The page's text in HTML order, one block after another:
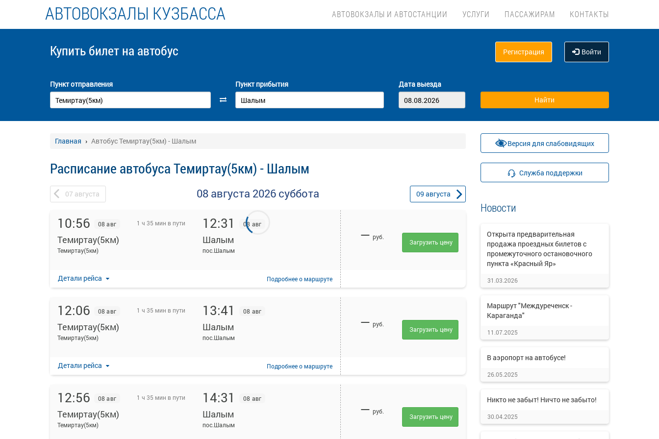
АВТОВОКЗАЛЫ КУЗБАССА АВТОВОКЗАЛЫ И АВТОСТАНЦИИ УСЛУГИ ПАССАЖИРАМ КОНТАКТЫ
Купить билет на автобус Регистрация Войти
Пункт отправления Пункт прибытия Дата выезда
Главная Автобус Темиртау(5км) - Шалым
Расписание автобуса Темиртау(5км) - Шалым
07 августа 08 августа 2026 суббота 09 августа
10:56 08 авг 1 ч 35 мин в пути
Темиртау(5км)
Темиртау(5км)
12:31 08 авг
Шалым
пос.Шалым
Детали рейса Подробнеео маршруте
— руб.
Загрузить цену
12:06 08 авг 1 ч 35 мин в пути
Темиртау(5км)
Темиртау(5км)
13:41 08 авг
Шалым
пос.Шалым
Детали рейса Подробнеео маршруте
— руб.
Загрузить цену
12:56 08 авг 1 ч 35 мин в пути
Темиртау(5км)
Темиртау(5км)
14:31 08 авг
Шалым
пос.Шалым
— руб.
Загрузить цену
Версия для слабовидящих
Служба поддержки
Новости
Открыта предварительная
продажа проездных билетов с
промежуточного остановочного
пункта «Красный Яр»
31.03.2026
Маршрут "Междуреченск -
Караганда"
11.07.2025
В аэропорт на автобусе!
26.05.2025
Никто не забыт! Ничто не забыто!
30.04.2025